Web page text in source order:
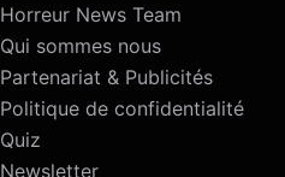
Horreur News Team
Qui sommes nous
Partenariat & Publicités
Politique de confidentialité
Quiz
Newsletter